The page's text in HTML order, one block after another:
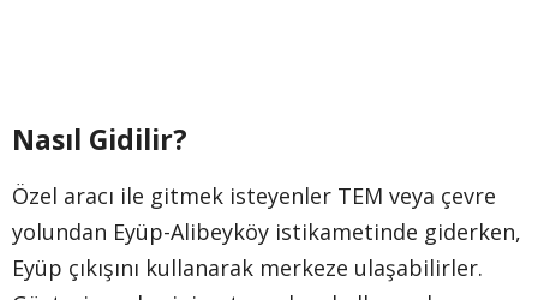
Nasıl Gidilir?
Özel aracı ile gitmek isteyenler TEM veya çevre
yolundan Eyüp-Alibeyköy istikametinde giderken,
Eyüp çıkışını kullanarak merkeze ulaşabilirler.